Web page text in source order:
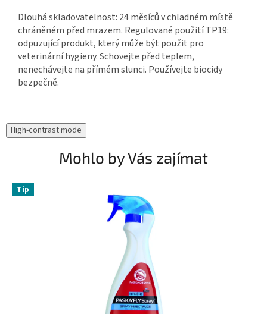
Dlouhá skladovatelnost: 24 měsíců v chladném místě
chráněném před mrazem. Regulované použití TP19:
odpuzující produkt, který může být použit pro
veterinární hygieny. Schovejte před teplem,
nenechávejte na přímém slunci. Používejte biocidy
bezpečně.
High-contrast mode
Mohlo by Vás zajímat
Tip